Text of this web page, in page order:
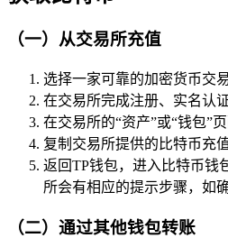
（一）从交易所充值
选择一家可靠的加密货币交
在交易所完成注册、实名认
在交易所的“资产”或“钱包”
复制交易所提供的比特币充值
返回TP钱包，进入比特币钱
所会有相应的提示步骤，如
（二）通过其他钱包转账